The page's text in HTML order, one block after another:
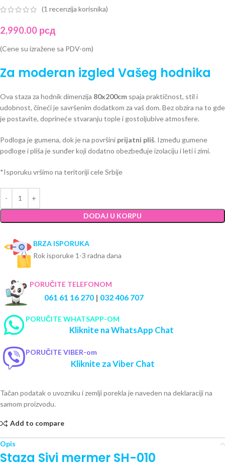
(1 recenzija korisnika)
2,990.00 рсд
(Cene su izražene sa PDV-om)
Za moderan izgled Vašeg hodnika
Ova staza za hodnik dimenzija 80x200cm spaja praktičnost, stil i
udobnost, čineći je savršenim dodatkom za vaš dom. Bez obzira na to gde
je postavite, doprineće stvaranju tople i gostoljubive atmosfere.
Podloga je gumena, dok je na površini prijatni pliš. Između gumene
podloge i pliša je sunđer koji dodatno obezbeđuje izolaciju i leti i zimi.
*Isporuku vršimo na teritoriji cele Srbije
DODAJ U KORPU
BRZA ISPORUKA
Rok isporuke 1-3 radna dana
PORUČITE TELEFONOM
061 61 16 270 | 032 406 707
PORUČITE WHATSAPP-OM
Kliknite na WhatsApp Chat
PORUČITE VIBER-om
Kliknite za Viber Chat
Tačan podatak o uvozniku i zemlji porekla je naveden na deklaraciji na
samom proizvodu.
Add to compare
Opis
Staza Sivi mermer SH-010